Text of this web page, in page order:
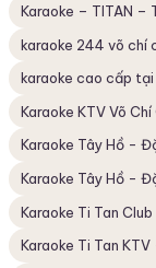
Karaoke – TITAN –
karaoke 244 võ chí
karaoke cao cấp tại
Karaoke KTV Võ
Karaoke Tây Hồ -
Karaoke Tây Hồ -
Karaoke Ti Tan
Karaoke Ti Tan